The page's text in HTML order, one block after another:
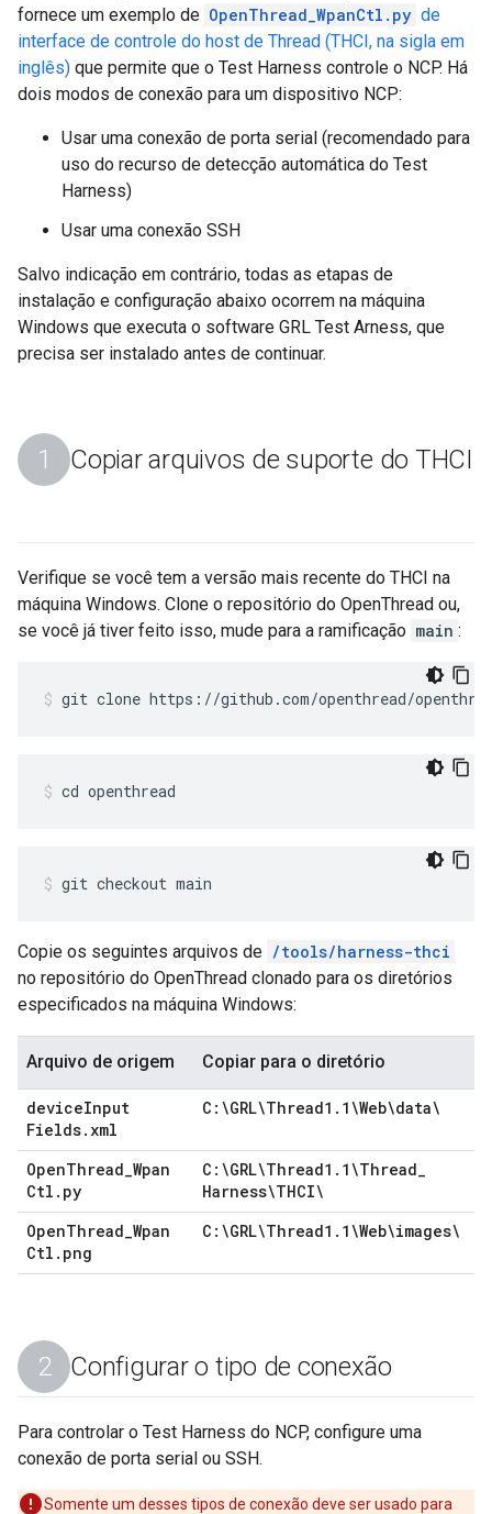
fornece um exemplo de OpenThread_WpanCtl.py de
interface de controle do host de Thread (THCI, na sigla em
inglês) que permite que o Test Harness controle o NCP. Há
dois modos de conexão para um dispositivo NCP:
Usar uma conexão de porta serial (recomendado para
uso do recurso de detecção automática do Test
Harness)
Usar uma conexão SSH
Salvo indicação em contrário, todas as etapas de
instalação e configuração abaixo ocorrem na máquina
Windows que executa o software GRL Test Arness, que
precisa ser instalado antes de continuar.
Copiar arquivos de suporte do THCI
Verifique se você tem a versão mais recente do THCI na
máquina Windows. Clone o repositório do OpenThread ou,
se você já tiver feito isso, mude para a ramificação main :
git clone https://github.com/openthread/
cd openthread
git checkout main
Copie os seguintes arquivos de /tools/harness-thci
no repositório do OpenThread clonado para os diretórios
especificados na máquina Windows:
Arquivo de origem Copiar para o diretório
deviceInput
Fields. xml
C:\GRL\Thread1 . 1\Web\data\
OpenThread_Wpan
Ctl . py
C:\GRL\Thread1 . 1\Thread_
Harness\THCI\
OpenThread_Wpan
Ctl . png
C:\GRL\Thread1 . 1\Web\images\
Configurar o tipo de conexão
Para controlar o Test Harness do NCP, configure uma
conexão de porta serial ou SSH.
Somente um desses tipos de conexão deve ser usado para